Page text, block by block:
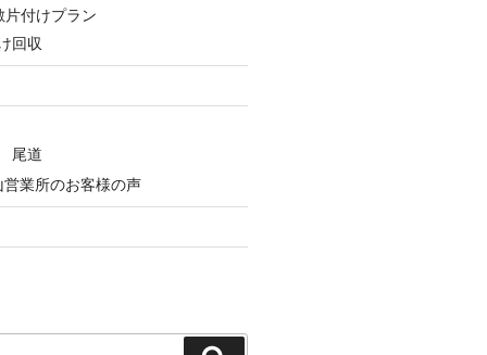
付けプラン
回収
尾道
業所のお客様の声